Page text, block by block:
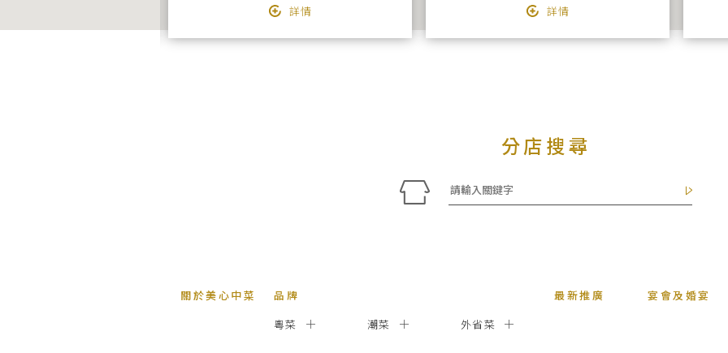
詳情 詳情
分店搜尋
關於美心中菜
品牌
粵菜
潮菜 外省菜
最新推廣 宴會及婚宴